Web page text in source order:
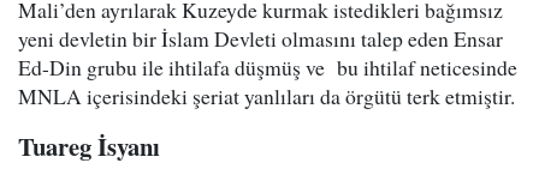
Mali’den ayrılarak Kuzeyde kurmak istedikleri bağımsız
yeni devletin bir İslam Devleti olmasını talep eden Ensar
Ed-Din grubu ile ihtilafa düşmüş ve bu ihtilaf neticesinde
MNLA içerisindeki şeriat yanlıları da örgütü terk etmiştir.
Tuareg İsyanı